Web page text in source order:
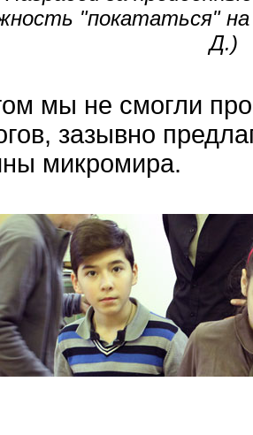
"покататься"
Д.)
мы не смогли
зазывно
микромира.